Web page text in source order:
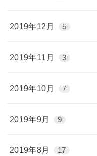
2019年12月 5
2019年11月 3
2019年10月 7
2019年9月 9
2019年8月 17